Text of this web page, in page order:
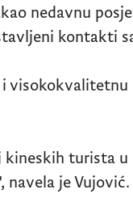
nedavnu
kontakti
visokokvalitetnu
turista u
navela je Vujović.